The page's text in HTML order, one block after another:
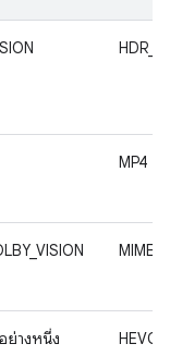
MP4
ย่างหนึ่ง